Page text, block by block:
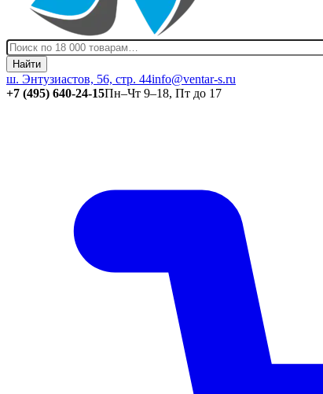
Найти
ш. Энтузиастов, 56, стр. 44info@ventar-s.ru
+7 (495) 640-24-15Пн–Чт 9–18, Пт до 17